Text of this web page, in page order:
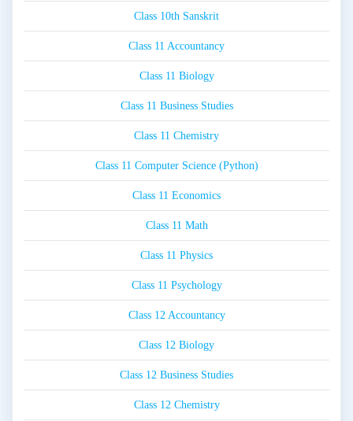
Class 10th Sanskrit
Class 11 Accountancy
Class 11 Biology
Class 11 Business Studies
Class 11 Chemistry
Class 11 Computer Science (Python)
Class 11 Economics
Class 11 Math
Class 11 Physics
Class 11 Psychology
Class 12 Accountancy
Class 12 Biology
Class 12 Business Studies
Class 12 Chemistry